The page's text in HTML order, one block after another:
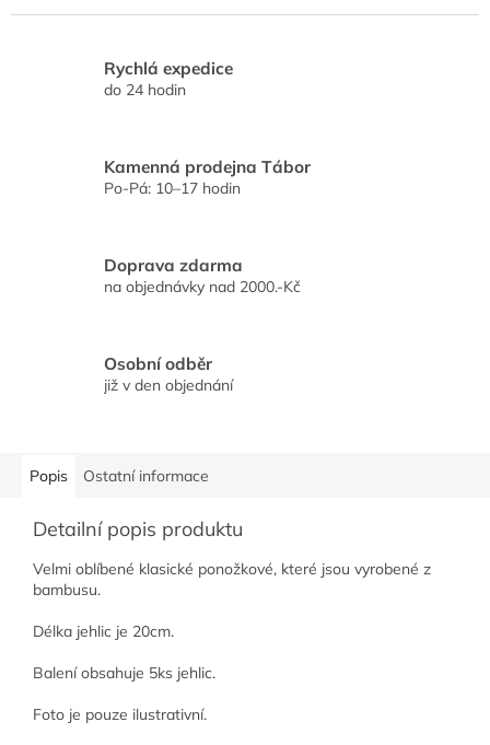
Rychlá expedice
do 24 hodin
Kamenná prodejna Tábor
Po-Pá: 10–17 hodin
Doprava zdarma
na objednávky nad 2000.-Kč
Osobní odběr
již v den objednání
Popis Ostatní informace
Detailní popis produktu
Velmi oblíbené klasické ponožkové, které jsou vyrobené z
bambusu.
Délka jehlic je 20cm.
Balení obsahuje 5ks jehlic.
Foto je pouze ilustrativní.